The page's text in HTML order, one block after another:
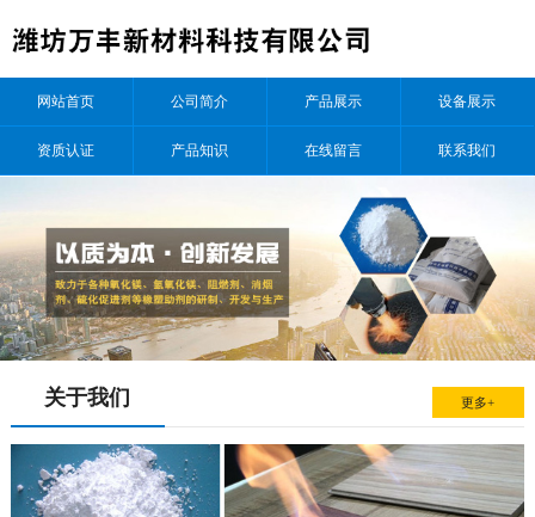
网站首页 公司简介 产品展示 设备展示
资质认证 产品知识 在线留言 联系我们
关于我们 更多+